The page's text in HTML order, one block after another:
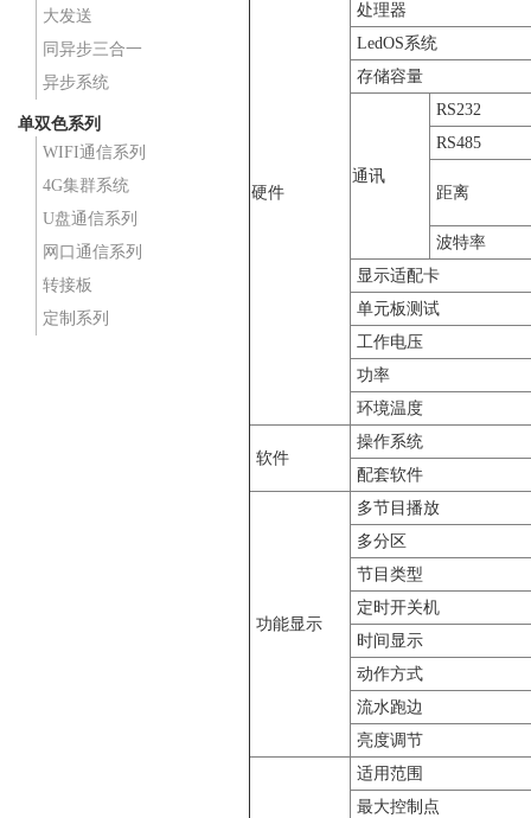
大发送
同异步三合一
异步系统
单双色系列
WIFI通信系列
4G集群系统
U盘通信系列
网口通信系列
转接板
定制系列
硬件
处理器
LedOS系统
存储容量
通讯
RS232
RS485
距离
波特率
显示适配卡
单元板测试
工作电压
功率
环境温度
软件
操作系统
配套软件
功能显示
多节目播放
多分区
节目类型
定时开关机
时间显示
动作方式
流水跑边
亮度调节
适用范围
最大控制点